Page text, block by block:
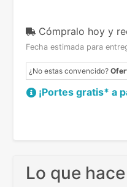
Cómpralo hoy y
Fecha estimada para
¿No estas convencido?
¡Portes gratis* a
Lo que